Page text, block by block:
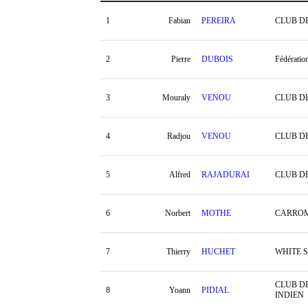
1 Fabian PEREIRA CLUB
2 Pierre DUBOIS
3 Mouraly VENOU CLUB
4 Radjou VENOU CLUB
5 Alfred RAJADURAI CLUB
6 Norbert MOTHE
7 Thierry HUCHET WHITE
8 Yoann PIDIAL
CLUB
INDIEN